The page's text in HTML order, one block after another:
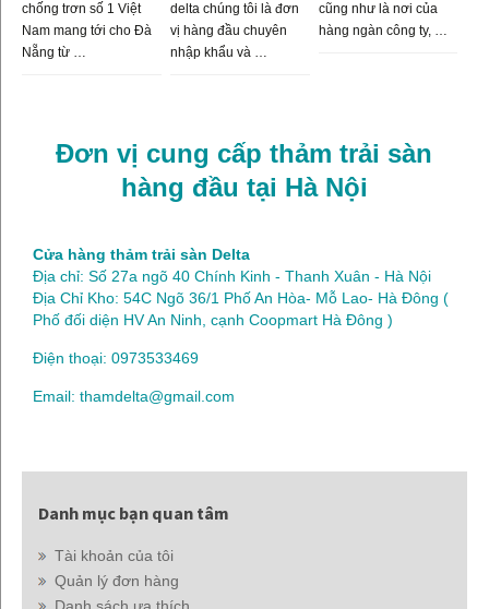
chống trơn số 1 Việt
Nam mang tới cho Đà
Nẵng từ …
delta chúng tôi là đơn
vị hàng đầu chuyên
nhập khẩu và …
cũng như là nơi của
hàng ngàn công ty, …
Đơn vị cung cấp thảm trải sàn
hàng đầu tại Hà Nội
Cửa hàng thảm trải sàn Delta
Địa chỉ: Số 27a ngõ 40 Chính Kinh - Thanh Xuân - Hà Nội
Địa Chỉ Kho: 54C Ngõ 36/1 Phố An Hòa- Mỗ Lao- Hà Đông (
Phố đối diện HV An Ninh, cạnh Coopmart Hà Đông )
Điện thoại: 0973533469
Email: thamdelta@gmail.com
Danh mục bạn quan tâm
Tài khoản của tôi
Quản lý đơn hàng